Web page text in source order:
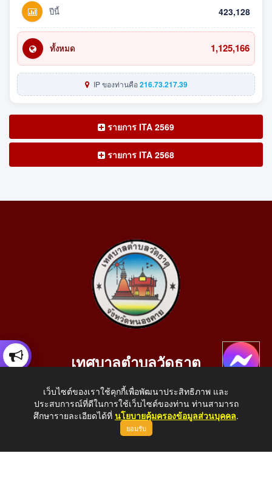
ปีนี้ 423,128
ทั้งหมด 1,125,166
IP ของท่านคือ216.73.217.39
รายการ ITA 2569
รายการ ITA 2568
เทศบาลตำบลวัดธาตุ
อ.เมือง จ.หนองคาย 43000
โทรศัพท์: 042-414758 โทรสาร: 042-414759
E-Mail: saraban_05430110@dla.go.th
เว็บไซต์ของเราใช้คุกกี้เพื่อพัฒนาประสิทธิภาพ และ
ประสบการณ์ที่ดีในการใช้เว็บไซต์ของท่าน ท่านสามารถ
ศึกษารายละเอียดได้ที่ นโยบายคุ้มครองข้อมูลส่วนบุคคล.
ยอมรับ